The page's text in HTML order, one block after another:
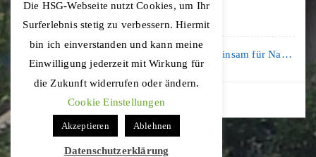
20. Juli 2026
Kooperation mit der KLIMA ARENA: Gemeinsam für Nachhaltigkeit und Klimaschutz
16. Juli 2026
Die HSG-Webseite nutzt Cookies, um Ihr
Surferlebnis stetig zu verbessern. Hiermit
bin ich einverstanden und kann meine
Einwilligung jederzeit mit Wirkung für
die Zukunft widerrufen oder ändern.
Cookie Einstellungen
Akzeptieren Ablehnen
Datenschutzerklärung